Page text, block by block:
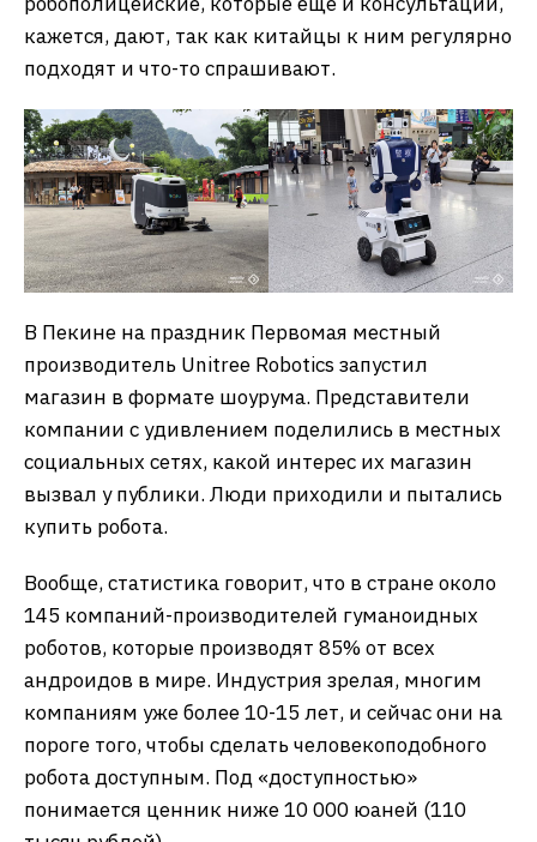
кажется, дают, так как китайцы к ним регулярно
подходят и что-то спрашивают.
В Пекине на праздник Первомая местный
производитель Unitree Robotics запустил
магазин в формате шоурума. Представители
компании с удивлением поделились в местных
социальных сетях, какой интерес их магазин
вызвал у публики. Люди приходили и пытались
купить робота.
Вообще, статистика говорит, что в стране около
145 компаний-производителей гуманоидных
роботов, которые производят 85% от всех
андроидов в мире. Индустрия зрелая, многим
компаниям уже более 10-15 лет, и сейчас они на
пороге того, чтобы сделать человекоподобного
робота доступным. Под «доступностью»
понимается ценник ниже 10 000 юаней (110